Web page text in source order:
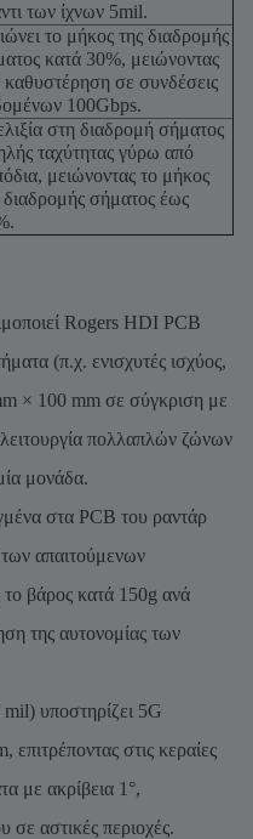
των ίχνων 5mil.
το μήκος της διαδρομής
κατά 30%, μειώνοντας
καθυστέρηση σε συνδέσεις
100Gbps.
στη διαδρομή σήματος
ταχύτητας γύρω από
μειώνοντας το μήκος
διαδρομής σήματος έως
Rogers HDI PCB
(π.χ. ενισχυτές ισχύος,
× 100 mm σε σύγκριση με
πολλαπλών ζώνων
μονάδα.
στα PCB του ραντάρ
απαιτούμενων
βάρος κατά 150g ανά
της αυτονομίας των
υποστηρίζει 5G
στις κεραίες
με ακρίβεια 1°,
σε αστικές περιοχές.